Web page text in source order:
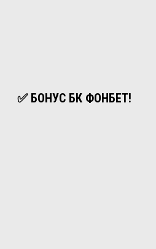
✅ БОНУС БК ФОНБЕТ!